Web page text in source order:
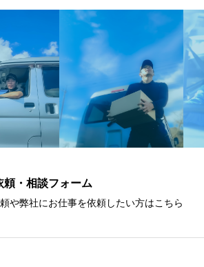
頼・相談フォーム
や弊社にお仕事を依頼したい方はこちら